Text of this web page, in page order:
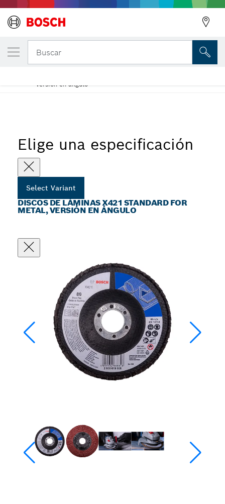
Buscar
versión en ángulo
Elige una especificación
Select Variant
DISCOS DE LÁMINAS X421 STANDARD FOR
METAL, VERSIÓN EN ÁNGULO
Discos de láminas X421 Standard for
en ángulo